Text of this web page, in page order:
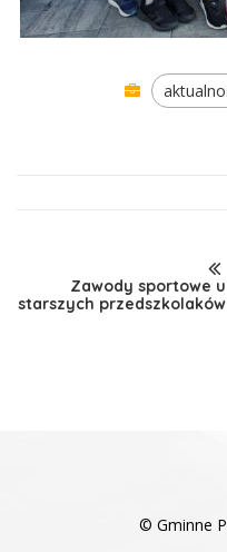
Zawody sportowe u
starszych przedszkolaków
© Gminne